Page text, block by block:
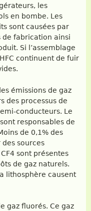
les
en bombe. Les
sont causées par
de fabrication ainsi
Si l’assemblage
continuent de fuir
émissions de gaz
des processus de
conducteurs. Le
sont responsables de
de 0,1% des
des sources
sont présentes
de gaz naturels.
lithosphère causent
gaz fluorés. Ce gaz